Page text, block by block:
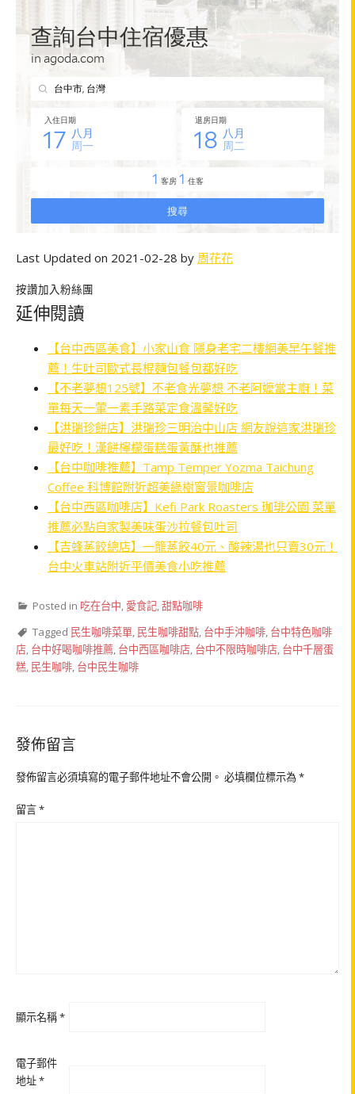
Last Updated on 2021-02-28 by 周花花
按讚加入粉絲團
延伸閱讀
【台中西區美食】小家山食 隱身老宅二樓網美早午餐推
薦！生吐司歐式長棍麵包餐包都好吃
【不老夢想125號】不老食光夢想 不老阿嬤當主廚！菜
單每天一葷一素手路菜定食溫馨好吃
【洪瑞珍餅店】洪瑞珍三明治中山店 網友說這家洪瑞珍
最好吃！漢餅檸檬蛋糕蛋黃酥也推薦
【台中咖啡推薦】Tamp Temper Yozma Taichung
Coffee 科博館附近超美綠樹窗景咖啡店
【台中西區咖啡店】Kefi Park Roasters 珈琲公園 菜單
推薦必點自家製美味蛋沙拉餐包吐司
【吉蜂蒸餃總店】一籠蒸餃40元、酸辣湯也只賣30元！
台中火車站附近平價美食小吃推薦
Posted in 吃在台中, 愛食記,甜點咖啡
Tagged 民生咖啡菜單, 民生咖啡甜點, 台中手沖咖啡, 台中特色咖啡
店, 台中好喝咖啡推薦, 台中西區咖啡店, 台中不限時咖啡店, 台中千層蛋
糕, 民生咖啡, 台中民生咖啡
發佈留言
發佈留言必須填寫的電子郵件地址不會公開。 必填欄位標示為*
留言*
顯示名稱*
電子郵件
地址*